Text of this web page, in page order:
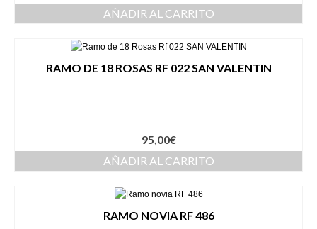
AÑADIR AL CARRITO
RAMO DE 18 ROSAS RF 022 SAN VALENTIN
95,00€
AÑADIR AL CARRITO
RAMO NOVIA RF 486